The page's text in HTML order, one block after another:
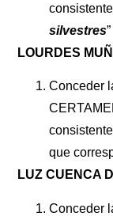
silvestres
LOURDES
Conceder
que
LUZ CUENCA
Conceder